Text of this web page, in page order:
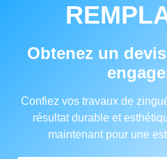
Obtenez un
Confiez vos travaux de
résultat durable et
maintenant pour une